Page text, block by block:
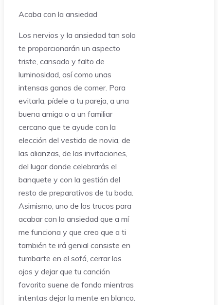
Acaba con la ansiedad
Los nervios y la ansiedad tan solo
te proporcionarán un aspecto
triste, cansado y falto de
luminosidad, así como unas
intensas ganas de comer. Para
evitarla, pídele a tu pareja, a una
buena amiga o a un familiar
cercano que te ayude con la
elección del vestido de novia, de
las alianzas, de las invitaciones,
del lugar donde celebrarás el
banquete y con la gestión del
resto de preparativos de tu boda.
Asimismo, uno de los trucos para
acabar con la ansiedad que a mí
me funciona y que creo que a ti
también te irá genial consiste en
tumbarte en el sofá, cerrar los
ojos y dejar que tu canción
favorita suene de fondo mientras
intentas dejar la mente en blanco.